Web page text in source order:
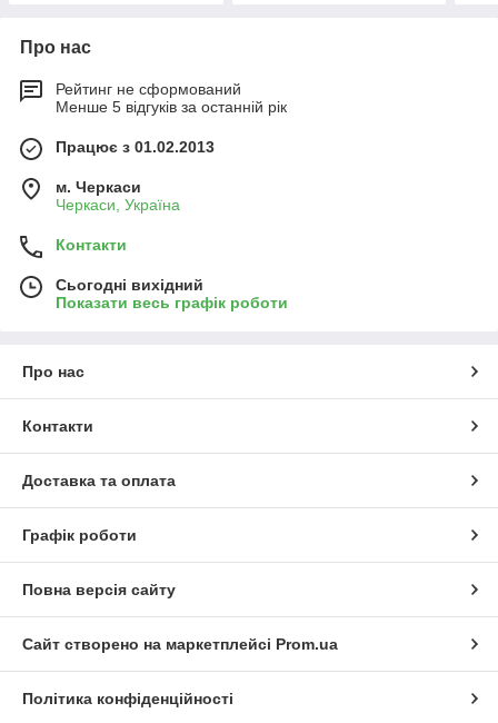
Про нас
Рейтинг не сформований
Менше 5 відгуків за останній рік
Працює з 01.02.2013
м. Черкаси
Черкаси, Україна
Контакти
Сьогодні вихідний
Показати весь графік роботи
Про нас
Контакти
Доставка та оплата
Графік роботи
Повна версія сайту
Сайт створено на маркетплейсі Prom.ua
Політика конфіденційності